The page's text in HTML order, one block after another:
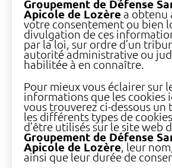
Groupement de Défense
Apicole de Lozère a obtenu
votre consentement ou bien
divulgation de ces
par la loi, sur ordre d’un
autorité administrative ou
habilitée à en connaître.
Pour mieux vous éclairer sur
informations que les cookies
vous trouverez ci-dessous
les différents types de
d’être utilisés sur le site web
Groupement de Défense
Apicole de Lozère, leur
ainsi que leur durée de